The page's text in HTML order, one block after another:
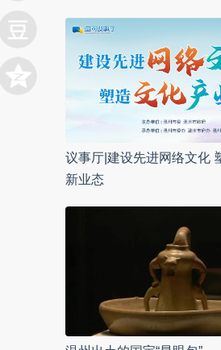
议事厅|建设先进网络文化
新业态